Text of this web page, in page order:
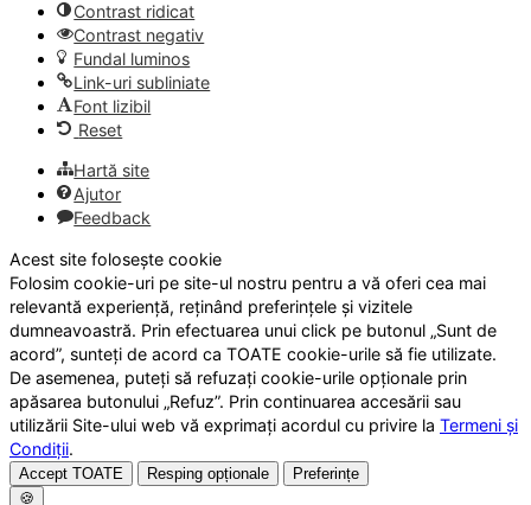
Contrast ridicat
Contrast negativ
Fundal luminos
Link-uri subliniate
Font lizibil
Reset
Hartă site
Ajutor
Feedback
Acest site folosește cookie
Folosim cookie-uri pe site-ul nostru pentru a vă oferi cea mai
relevantă experiență, reținând preferințele și vizitele
dumneavoastră. Prin efectuarea unui click pe butonul „Sunt de
acord”, sunteți de acord ca TOATE cookie-urile să fie utilizate.
De asemenea, puteți să refuzați cookie-urile opționale prin
apăsarea butonului „Refuz”. Prin continuarea accesării sau
utilizării Site-ului web vă exprimați acordul cu privire la Termeni și
Condiții.
Accept TOATE Resping opționale
Preferințe
🍪